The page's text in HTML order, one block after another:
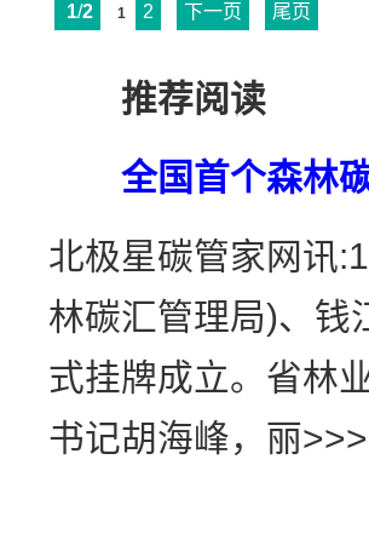
1/2 1 2 下一页 尾页
推荐阅读
全国首个森林
北极星碳管家网讯
林碳汇管理局)、钱
式挂牌成立。省林
书记胡海峰，丽>>>